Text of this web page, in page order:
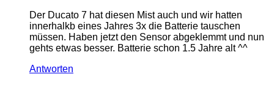
Der Ducato 7 hat diesen Mist auch und wir hatten
innerhalkb eines Jahres 3x die Batterie tauschen
müssen. Haben jetzt den Sensor abgeklemmt und nun
gehts etwas besser. Batterie schon 1.5 Jahre alt ^^
Antworten